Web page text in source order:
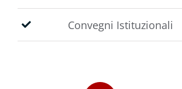
Convegni Istituzionali